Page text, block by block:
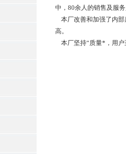
中，80余人的销售及服
本厂改善和加强了内部
高。
本厂坚持“质量*，用户